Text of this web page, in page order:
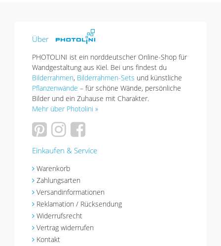
Über
PHOTOLINI ist ein norddeutscher Online-Shop für
Wandgestaltung aus Kiel. Bei uns findest du
Bilderrahmen, Bilderrahmen-Sets und künstliche
Pflanzenwände – für schöne Wände, persönliche
Bilder und ein Zuhause mit Charakter.
Mehr über Photolini »
Einkaufen & Service
Warenkorb
Zahlungsarten
Versandinformationen
Reklamation / Rücksendung
Widerrufsrecht
Vertrag widerrufen
Kontakt